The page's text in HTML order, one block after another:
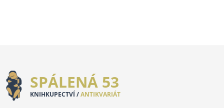
SPÁLENÁ 53
KNIHKUPECTVÍ /ANTIKVARIÁT